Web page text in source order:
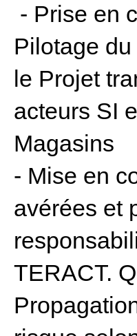
- Prise en
Pilotage
le Projet
acteurs SI
Magasins
- Mise en
avérées et
TERACT.